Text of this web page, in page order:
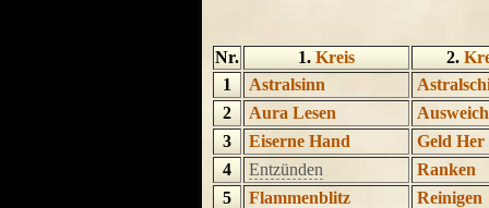
Nr. 1. Kreis 2.
1
Astralsinn
2
Aura Lesen
3
Eiserne Hand
Geld Her
4
Entzünden
Ranken
5
Flammenblitz
Reinigen